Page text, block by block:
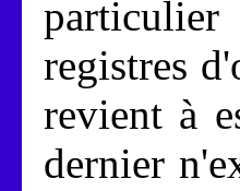
registres
revient à
dernier